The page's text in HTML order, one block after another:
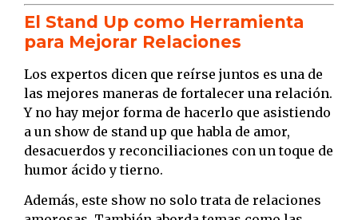
El Stand Up como Herramienta
para Mejorar Relaciones
Los expertos dicen que reírse juntos es una de
las mejores maneras de fortalecer una relación.
Y no hay mejor forma de hacerlo que asistiendo
a un show de stand up que habla de amor,
desacuerdos y reconciliaciones con un toque de
humor ácido y tierno.
Además, este show no solo trata de relaciones